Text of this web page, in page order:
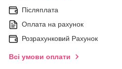
Післяплата
Оплата на рахунок
Розрахунковий Рахунок
Всі умови оплати